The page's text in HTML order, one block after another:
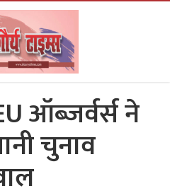
ऑब्जर्वर्स ने
चुनाव